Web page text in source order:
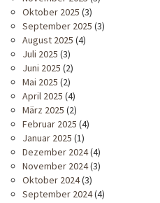
Oktober 2025 (3)
September 2025 (3)
August 2025 (4)
Juli 2025 (3)
Juni 2025 (2)
Mai 2025 (2)
April 2025 (4)
März 2025 (2)
Februar 2025 (4)
Januar 2025 (1)
Dezember 2024(4)
November 2024(3)
Oktober 2024(3)
September 2024(4)